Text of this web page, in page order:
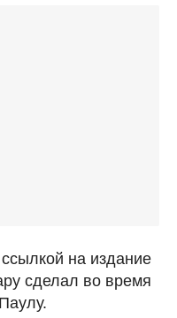
на издание
сделал во время